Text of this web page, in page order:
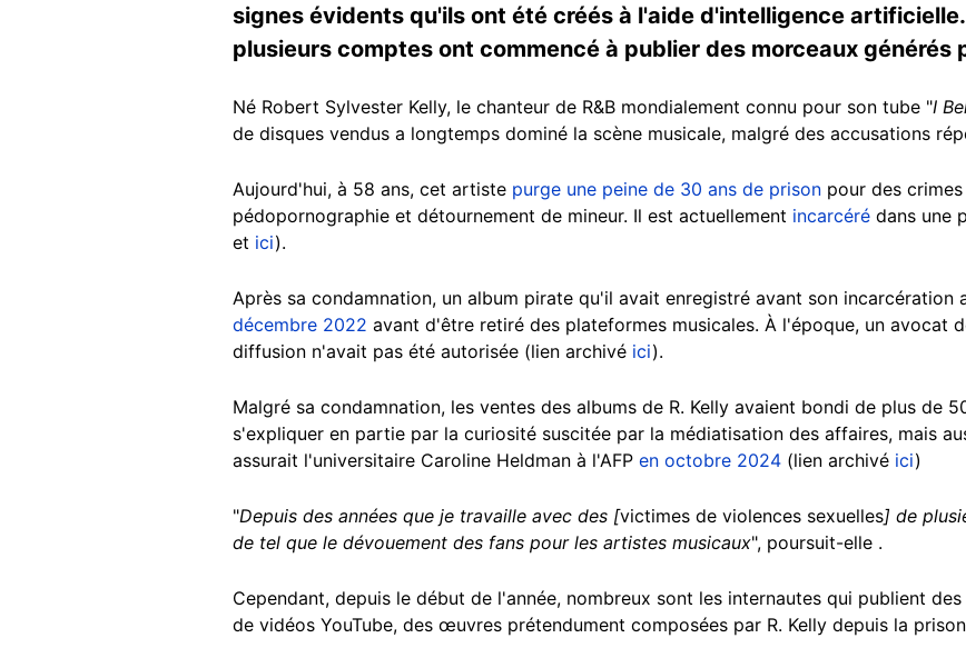
signes évidents qu'ils ont été créés à l'aide d'intelligence
plusieurs comptes ont commencé à publier des morceaux générés
Né Robert Sylvester Kelly, le chanteur de R&B mondialement connu pour son tube "I
de disques vendus a longtemps dominé la scène musicale, malgré des accusations
Aujourd'hui, à 58 ans, cet artiste purge une peine de 30 ans de prison pour des
pédopornographie et détournement de mineur. Il est actuellement incarcéré dans une
et ici).
Après sa condamnation, un album pirate qu'il avait enregistré avant son incarcération
décembre 2022 avant d'être retiré des plateformes musicales. À l'époque, un avocat
diffusion n'avait pas été autorisée (lien archivé ici).
Malgré sa condamnation, les ventes des albums de R. Kelly avaient bondi de plus de
s'expliquer en partie par la curiosité suscitée par la médiatisation des affaires, mais
assurait l'universitaire Caroline Heldman à l'AFP en octobre 2024 (lien archivé ici)
"Depuis des années que je travaille avec des [victimes de violences sexuelles] de
de tel que le dévouement des fans pour les artistes musicaux", poursuit-elle .
Cependant, depuis le début de l'année, nombreux sont les internautes qui publient
de vidéos YouTube, des œuvres prétendument composées par R. Kelly depuis la